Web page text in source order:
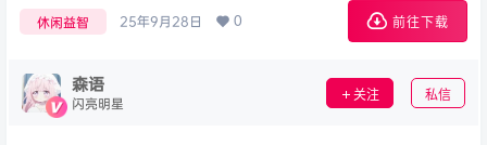
休闲益智 25年9月28日 0 前往下载
森语
闪亮明星 关注 私信